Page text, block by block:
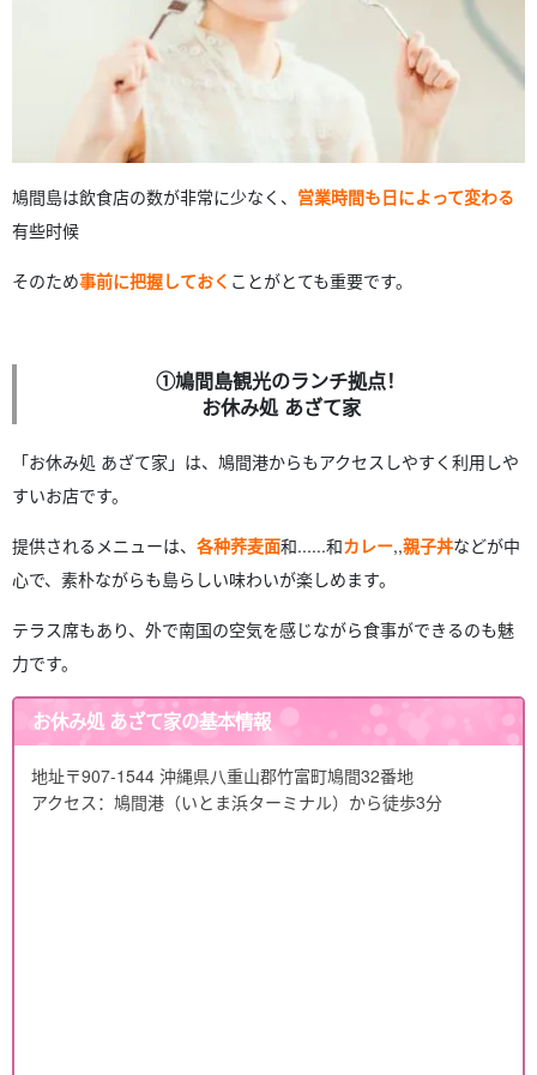
鳩間島は飲食店の数が非常に少なく、 営業時間も日によって変わる
有些时候
そのため事前に把握しておく ことがとても重要です。
①鳩間島観光のランチ拠点！
お休み処 あざて家
「お休み処 あざて家」は、鳩間港からもアクセスしやすく利用しや
すいお店です。
提供されるメニューは、 各种荞麦面和......和カレー,,親子丼などが中
心で、素朴ながらも島らしい味わいが楽しめます。
テラス席もあり、外で南国の空気を感じながら食事ができるのも魅
力です。
お休み処 あざて家の基本情報
地址〒907-1544 沖縄県八重山郡竹富町鳩間32番地
アクセス：鳩間港（いとま浜ターミナル）から徒歩3分